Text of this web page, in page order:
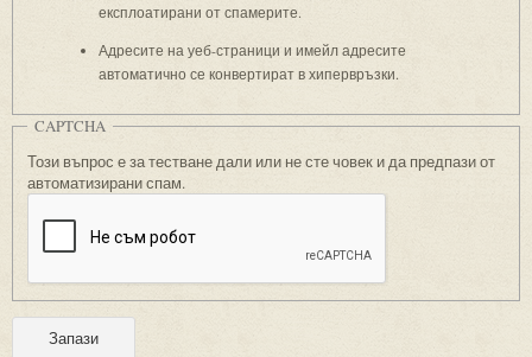
експлоатирани от спамерите.
Адресите на уеб-страници и имейл адресите
автоматично се конвертират в хипервръзки.
CAPTCHA
Този въпрос е за тестване дали или не сте човек и да предпази от
автоматизирани спам.